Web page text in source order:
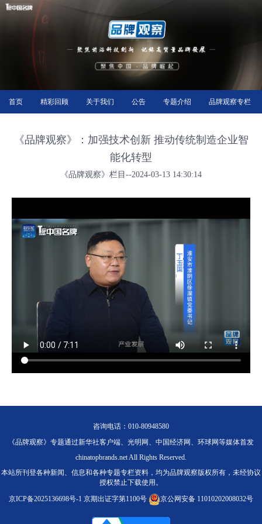
首页 精彩回顾 关于我们 公告 专题介绍 品牌观察专栏
《品牌观察》：加强技术创新 推动传统制造企业智
能化转型
《品牌观察》栏目--2024-03-13 14:30:14
咨询电话：010-80948580
《品牌观察》专题通过新华社客户端、光明网、中国经济网、环球网等媒体首发
chinatopbrands.net All Rights Reserved.
本站所刊登各种新闻、信息和各种专题专栏资料，均为品牌观察版权所有，未经协议
授权禁止下载使用。
京ICP备2025136698号-1 京期出证字第1100号 京公网安备 11010202008032号